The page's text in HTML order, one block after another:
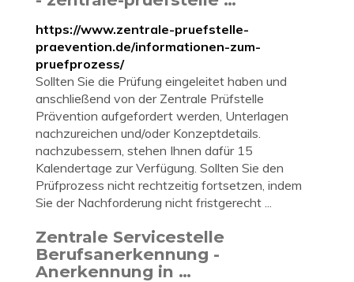
https://www.zentrale-pruefstelle-
praevention.de/informationen-zum-
pruefprozess/
Sollten Sie die Prüfung eingeleitet haben und
anschließend von der Zentrale Prüfstelle
Prävention aufgefordert werden, Unterlagen
nachzureichen und/oder Konzeptdetails.
nachzubessern, stehen Ihnen dafür 15
Kalendertage zur Verfügung. Sollten Sie den
Prüfprozess nicht rechtzeitig fortsetzen, indem
Sie der Nachforderung nicht fristgerecht ...
Zentrale Servicestelle
Berufsanerkennung -
Anerkennung in …